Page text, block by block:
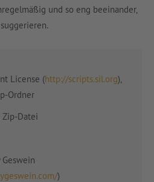
und so eng beeinander,
License (http://scripts.sil.org),
Ordner
Datei
)